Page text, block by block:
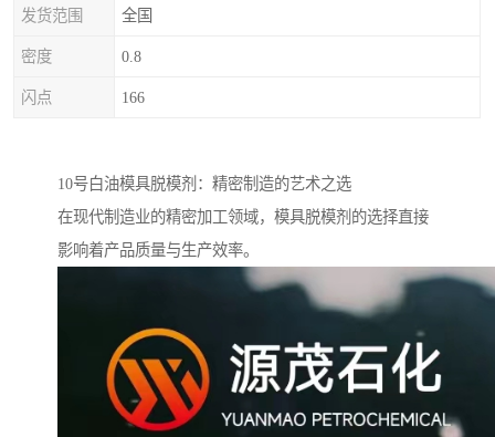
发货范围 全国
密度 0.8
闪点 166
10号白油模具脱模剂：精密制造的艺术之选
在现代制造业的精密加工领域，模具脱模剂的选择直接
影响着产品质量与生产效率。